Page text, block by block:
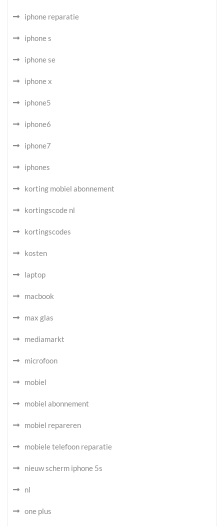
iphone reparatie
iphone s
iphone se
iphone x
iphone5
iphone6
iphone7
iphones
korting mobiel abonnement
kortingscode nl
kortingscodes
kosten
laptop
macbook
max glas
mediamarkt
microfoon
mobiel
mobiel abonnement
mobiel repareren
mobiele telefoon reparatie
nieuw scherm iphone 5s
nl
one plus